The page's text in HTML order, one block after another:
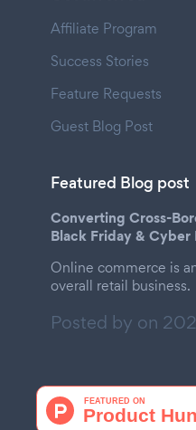
Affiliate Program
Success Stories
Feature Requests
Guest Blog Post
Featured Blog post
Converting Cross-
Black Friday & Cyber
Online commerce is
overall retail business.
Posted by on